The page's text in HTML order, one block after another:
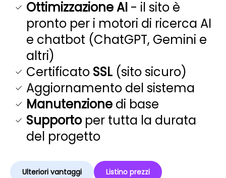
Ottimizzazione AI - il sito è
pronto per i motori di ricerca AI
e chatbot (ChatGPT, Gemini e
altri)
Certificato SSL (sito sicuro)
Aggiornamento del sistema
Manutenzione di base
Supportoper tutta la durata
del progetto
Ulteriori vantaggi Listino prezzi